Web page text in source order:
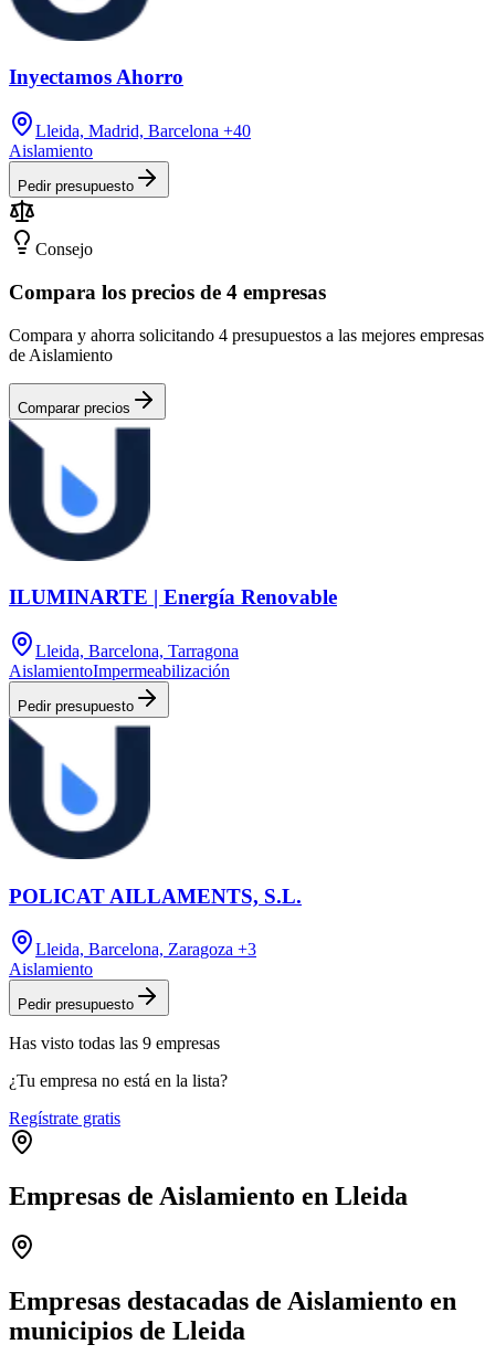
Inyectamos Ahorro
Lleida, Madrid, Barcelona +40
Aislamiento
Pedir presupuesto
Consejo
Compara los precios de 4 empresas
Compara y ahorra solicitando 4 presupuestos a las mejores empresas
de Aislamiento
Comparar precios
ILUMINARTE | Energía Renovable
Lleida, Barcelona, Tarragona
AislamientoImpermeabilización
Pedir presupuesto
POLICAT AILLAMENTS, S.L.
Lleida, Barcelona, Zaragoza +3
Aislamiento
Pedir presupuesto
Has visto todas las 9 empresas
¿Tu empresa no está en la lista?
Regístrate gratis
Empresas de Aislamiento en Lleida
−
Empresas destacadas de Aislamiento en
municipios de Lleida